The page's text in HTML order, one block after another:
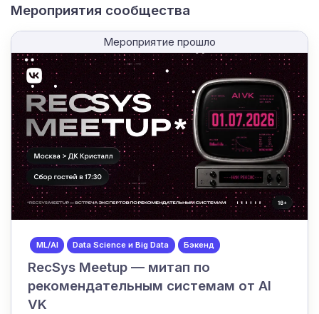
Мероприятия сообщества
Мероприятие прошло
ML/AI Data Science и Big Data Бэкенд
RecSys Meetup — митап по
рекомендательным системам от AI
VK